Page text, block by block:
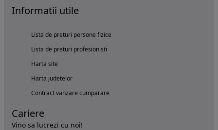
Informatii utile
Lista de preturi persone fizice
Lista de preturi profesionisti
Harta site
Harta judetelor
Contract vanzare cumparare
Cariere
Vino sa lucrezi cu noi!